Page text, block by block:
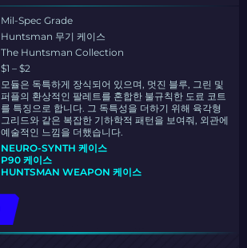
Mil-Spec Grade
Huntsman 무기 케이스
The Huntsman Collection
$1 – $2
모듈은 독특하게 장식되어 있으며, 멋진 블루, 그린 및
퍼플의 환상적인 팔레트를 혼합한 불규칙한 도료 코트
를 특징으로 합니다. 그 독특성을 더하기 위해 육각형
그리드와 같은 복잡한 기하학적 패턴을 보여줘, 외관에
예술적인 느낌을 더했습니다.
NEURO-SYNTH 케이스
P90 케이스
HUNTSMAN WEAPON 케이스